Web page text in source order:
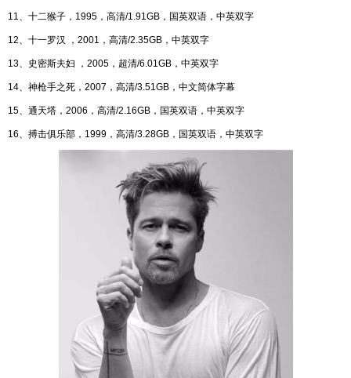
11、十二猴子，1995，高清/1.91GB，国英双语，中英双字
12、十一罗汉 ，2001，高清/2.35GB，中英双字
13、史密斯夫妇 ，2005，超清/6.01GB，中英双字
14、神枪手之死，2007，高清/3.51GB，中文简体字幕
15、通天塔，2006，高清/2.16GB，国英双语，中英双字
16、搏击俱乐部，1999，高清/3.28GB，国英双语，中英双字